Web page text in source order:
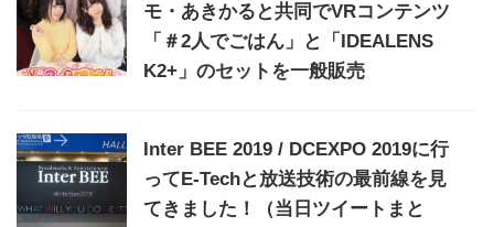
モ・あきかると共同でVRコンテンツ
「＃2人でごはん」と「IDEALENS
K2+」のセットを一般販売
Inter BEE 2019 / DCEXPO 2019に行
ってE-Techと放送技術の最前線を見
てきました！（当日ツイートまと